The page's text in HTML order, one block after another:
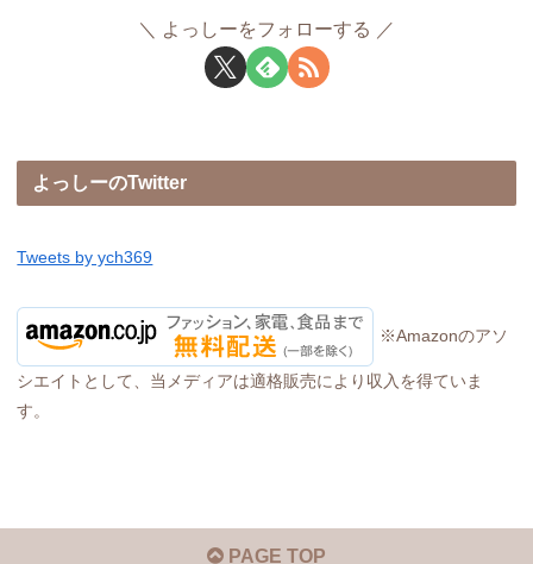
よっしーをフォローする
よっしーのTwitter
Tweets by ych369
※Amazonのアソ
シエイトとして、当メディアは適格販売により収入を得ていま
す。
PAGE TOP